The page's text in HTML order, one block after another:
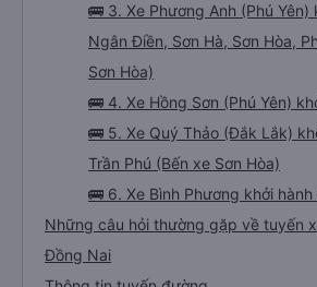
🚌 3. Xe Phương Anh (Phú Yên)
Ngân Điền, Sơn Hà, Sơn Hòa,
Sơn Hòa)
🚌 4. Xe Hồng Sơn (Phú Yên)
🚌 5. Xe Quý Thảo (Đắk Lắk)
Trần Phú (Bến xe Sơn Hòa)
🚌 6. Xe Bình Phương khởi hành
Những câu hỏi thường gặp về tuyến
Đồng Nai